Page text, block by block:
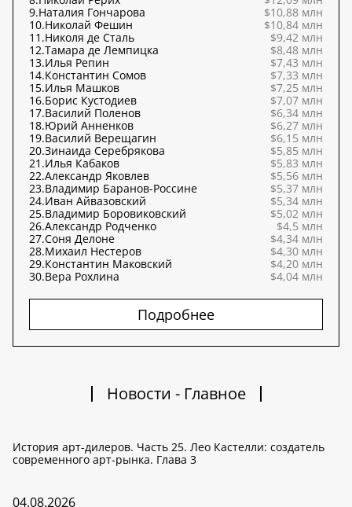
9.Наталия Гончарова
$10,88 млн
10.Николай Фешин
$10,84 млн
11.Николя де Сталь
$9,42 млн
12.Тамара де Лемпицка
$8,48 млн
13.Илья Репин
$7,43 млн
14.Константин Сомов
$7,33 млн
15.Илья Машков
$7,25 млн
16.Борис Кустодиев
$7,07 млн
17.Василий Поленов
$6,34 млн
18.Юрий Анненков
$6,27 млн
19.Василий Верещагин
$6,15 млн
20.Зинаида Серебрякова
$5,85 млн
21.Илья Кабаков
$5,83 млн
22.Александр Яковлев
$5,56 млн
23.Владимир Баранов-Россине
$5,37 млн
24.Иван Айвазовский
$5,34 млн
25.Владимир Боровиковский
$5,02 млн
26.Александр Родченко
$4,5 млн
27.Соня Делоне
$4,34 млн
28.Михаил Нестеров
$4,30 млн
29.Константин Маковский
$4,20 млн
30.Вера Рохлина $4,04 млн
Подробнее
Новости - Главное
История арт-дилеров. Часть 25. Лео Кастелли: создатель
современного арт-рынка. Глава 3
04.08.2026